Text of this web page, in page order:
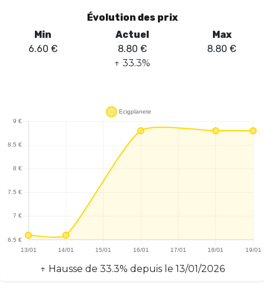
intense. L'un des points forts de ce modèle est la possibilité de
d'adapter la puissance selon les préférences personnelles, tandis
que l'airflow réglable offre un tirage sur mesure, répondant ainsi
aux attentes des vapoteurs les plus exigeants. La saveur Passion
de la journée. En somme, le Puff Levo 30K d'Adalya est un choix
judicieux pour ceux qui recherchent une expérience de vape
personnalisable et savoureuse.
Évolution des prix
Min
6.60 €
Actuel
8.80 €
↑ 33.3%
Max
8.80 €
↑ Hausse de 33.3% depuis le 13/01/2026